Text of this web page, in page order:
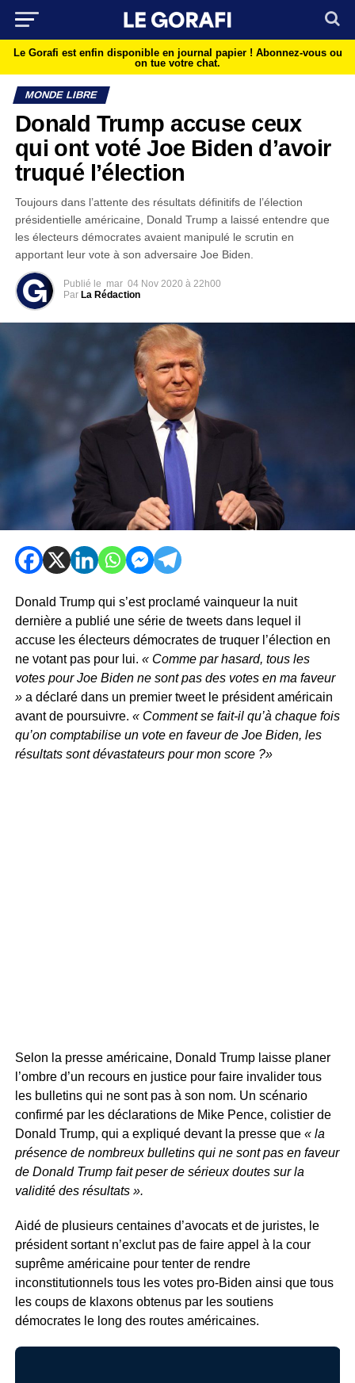
Le Gorafi est enfin disponible en journal papier ! Abonnez-vous ou
on tue votre chat.
MONDE LIBRE
Donald Trump accuse ceux
qui ont voté Joe Biden d’avoir
truqué l’élection
Toujours dans l’attente des résultats définitifs de l’élection
présidentielle américaine, Donald Trump a laissé entendre que
les électeurs démocrates avaient manipulé le scrutin en
apportant leur vote à son adversaire Joe Biden.
Publié le mar 04 Nov 2020 à 22h00
Par La Rédaction
Donald Trump qui s’est proclamé vainqueur la nuit
dernière a publié une série de tweets dans lequel il
accuse les électeurs démocrates de truquer l’élection en
ne votant pas pour lui. « Comme par hasard, tous les
votes pour Joe Biden ne sont pas des votes en ma faveur
»a déclaré dans un premier tweet le président américain
avant de poursuivre. « Comment se fait-il qu’à chaque fois
qu’on comptabilise un vote en faveur de Joe Biden, les
résultats sont dévastateurs pour mon score ?»
Selon la presse américaine, Donald Trump laisse planer
l’ombre d’un recours en justice pour faire invalider tous
les bulletins qui ne sont pas à son nom. Un scénario
confirmé par les déclarations de Mike Pence, colistier de
Donald Trump, qui a expliqué devant la presse que « la
présence de nombreux bulletins qui ne sont pas en faveur
de Donald Trump fait peser de sérieux doutes sur la
validité des résultats ».
Aidé de plusieurs centaines d’avocats et de juristes, le
président sortant n’exclut pas de faire appel à la cour
suprême américaine pour tenter de rendre
inconstitutionnels tous les votes pro-Biden ainsi que tous
les coups de klaxons obtenus par les soutiens
démocrates le long des routes américaines.